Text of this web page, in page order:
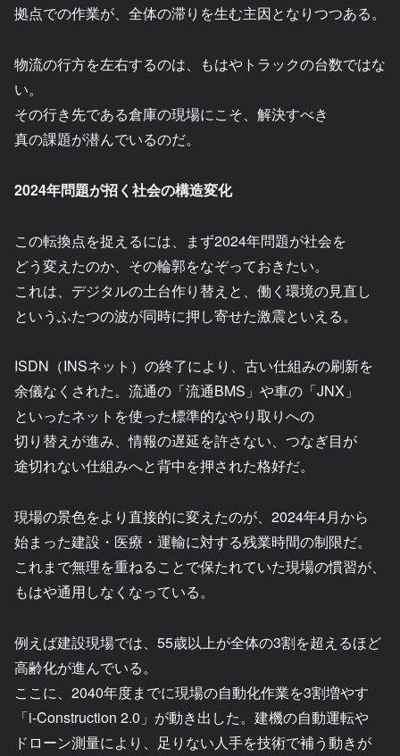
拠点での作業が、全体の滞りを生む主因となりつつある。
物流の行方を左右するのは、もはやトラックの台数ではな
い。
その行き先である倉庫の現場にこそ、解決すべき
真の課題が潜んでいるのだ。
2024年問題が招く社会の構造変化
この転換点を捉えるには、まず2024年問題が社会を
どう変えたのか、その輪郭をなぞっておきたい。
これは、デジタルの土台作り替えと、働く環境の見直し
というふたつの波が同時に押し寄せた激震といえる。
ISDN（INSネット）の終了により、古い仕組みの刷新を
余儀なくされた。流通の「流通BMS」や車の「JNX」
といったネットを使った標準的なやり取りへの
切り替えが進み、情報の遅延を許さない、つなぎ目が
途切れない仕組みへと背中を押された格好だ。
現場の景色をより直接的に変えたのが、2024年4月から
始まった建設・医療・運輸に対する残業時間の制限だ。
これまで無理を重ねることで保たれていた現場の慣習が、
もはや通用しなくなっている。
例えば建設現場では、55歳以上が全体の3割を超えるほど
高齢化が進んでいる。
ここに、2040年度までに現場の自動化作業を3割増やす
「i-Construction 2.0」が動き出した。建機の自動運転や
ドローン測量により、足りない人手を技術で補う動きが